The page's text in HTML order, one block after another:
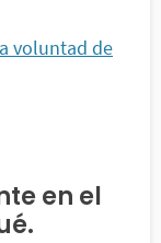
voluntad de
en el